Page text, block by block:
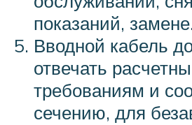
показаний, замене.
Вводной кабель
отвечать
требованиям и
сечению, для